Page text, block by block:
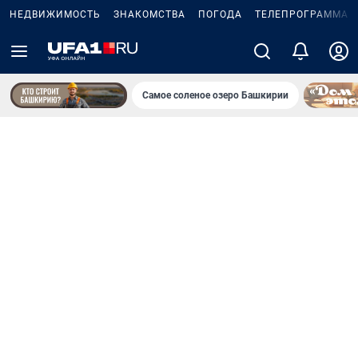
НЕДВИЖИМОСТЬ ЗНАКОМСТВА ПОГОДА ТЕЛЕПРОГРАММА
Самое соленое озеро Башкирии